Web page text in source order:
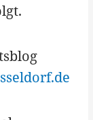
.de